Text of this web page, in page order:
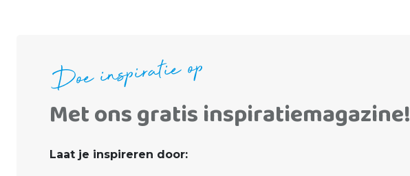
Doe inspiratie op
Met ons gratis inspiratiemagazine!
Laat je inspireren door: